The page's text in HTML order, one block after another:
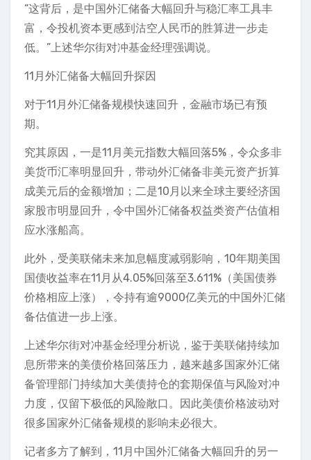
“这背后，是中国外汇储备大幅回升与稳汇率工具丰
富，令投机资本更感到沽空人民币的胜算进一步走
低。”上述华尔街对冲基金经理强调说。
11月外汇储备大幅回升探因
对于11月外汇储备规模快速回升，金融市场已有预
期。
究其原因，一是11月美元指数大幅回落5%，令众多非
美货币汇率明显回升，带动外汇储备非美元资产折算
成美元后的金额增加；二是10月以来全球主要经济国
家股市明显回升，令中国外汇储备权益类资产估值相
应水涨船高。
此外，受美联储未来加息幅度减弱影响，10年期美国
国债收益率在11月从4.05%回落至3.611%（美国债券
价格相应上涨），令持有逾9000亿美元的中国外汇储
备估值进一步上涨。
上述华尔街对冲基金经理分析说，鉴于美联储持续加
息所带来的美债价格回落压力，越来越多国家外汇储
备管理部门持续加大美债持仓的套期保值与风险对冲
力度，仅留下极低的风险敞口。因此美债价格波动对
很多国家外汇储备规模的影响未必很大。
记者多方了解到，11月中国外汇储备大幅回升的另一